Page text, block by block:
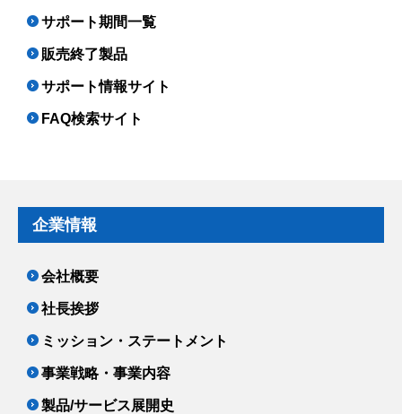
サポート期間一覧
販売終了製品
サポート情報サイト
FAQ検索サイト
企業情報
会社概要
社長挨拶
ミッション・ステートメント
事業戦略・事業内容
製品/サービス展開史